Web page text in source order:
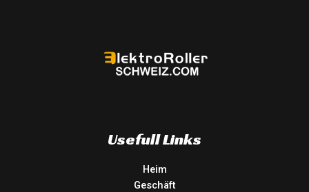
Usefull Links
Heim
Geschäft